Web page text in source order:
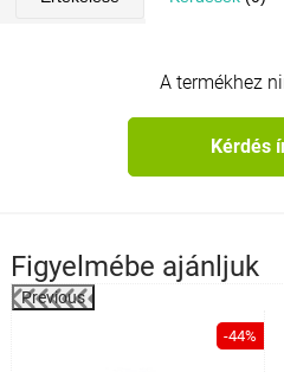
A termékhez
Kérdés
Figyelmébe ajánljuk
Previous
-44%